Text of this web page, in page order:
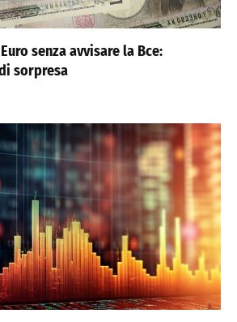
senza avvisare la Bce:
sorpresa